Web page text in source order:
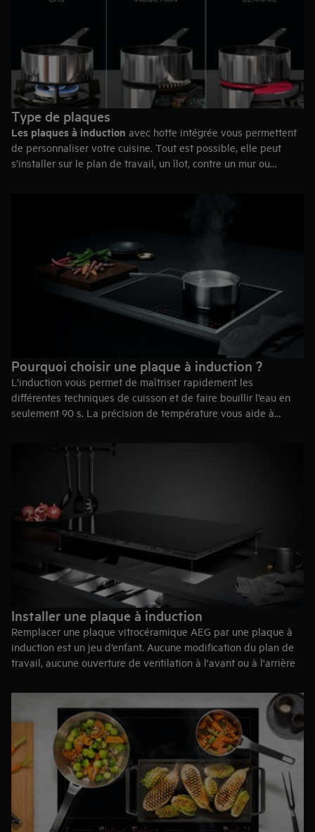
Type de plaques
Les plaques à induction avec hotte intégrée vous permettent
de personnaliser votre cuisine. Tout est possible, elle peut
s’installer sur le plan de travail, un îlot, contre un mur ou
se contrôlent facilement. Il suffit de
tourner le bouton pour augmenter ou diminuer la chaleur.
Les plaques vitrocèramiques
vous avertissent lorsque la
plaque est froide.
Pourquoi choisir une plaque à induction ?
L’induction vous permet de maîtriser rapidement les
différentes techniques de cuisson et de faire bouillir l’eau en
seulement 90 s. La précision de température vous aide à
Installer une plaque à induction
Remplacer une plaque vitrocéramique AEG par une plaque à
induction est un jeu d’enfant. Aucune modification du plan de
travail, aucune ouverture de ventilation à l'avant ou à l'arrière
Vous pouvez ainsi disposer d'un tiroir ou d'un four encastré
directement sous la plaque de cuisson
*La plaque à rayonnement électrique et celle à induction
doivent avoir les mêmes dimensions.